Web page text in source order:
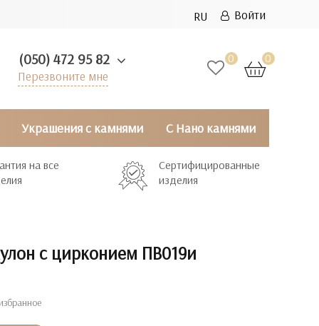
RU Войти
0 0
(050) 472 95 82
Перезвоните мне
Украшения с камнями С Нано камнями
на все
Сертифицированные
изделия
с цирконием ПВ019и